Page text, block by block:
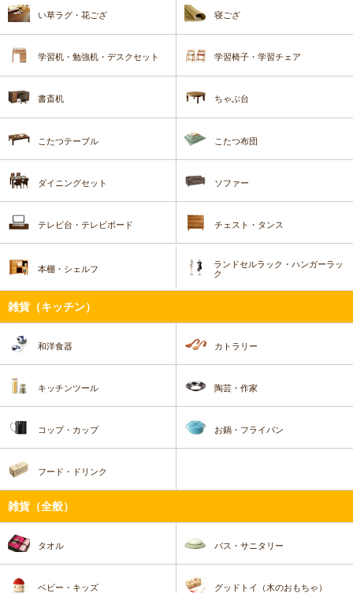
い草ラグ・花ござ 寝ござ
学習机・勉強机・デスクセット 学習椅子・学習チェア
書斎机 ちゃぶ台
こたつテーブル こたつ布団
ダイニングセット ソファー
テレビ台・テレビボード チェスト・タンス
本棚・シェルフ
ランドセルラック・ハンガーラッ
ク
雑貨（キッチン）
和洋食器 カトラリー
キッチンツール 陶芸・作家
コップ・カップ お鍋・フライパン
フード・ドリンク
雑貨（全般）
タオル バス・サニタリー
ベビー・キッズ グッドトイ（木のおもちゃ）